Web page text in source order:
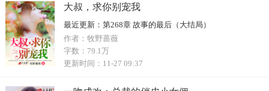
大叔，求你别宠我
最近更新： 第268章 故事的最后（大结局）
作者： 牧野蔷薇
字数： 79.1万
更新时间： 11-27 09:37